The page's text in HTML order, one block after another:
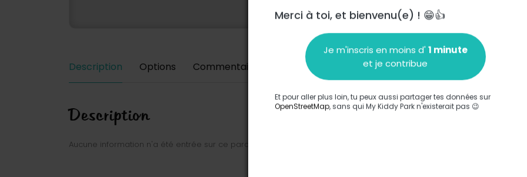
Description Options Commentaires Ajouter un commentaire
Description
Aucune information n'a été entrée sur ce parc.
Merci à toi, et bienvenu(e) ! 😁👍
Je m'inscris en moins d'1 minute
et je contribue
Et pour aller plus loin, tu peux aussi partager tes données sur
OpenStreetMap, sans qui My Kiddy Park n'existerait pas 😉